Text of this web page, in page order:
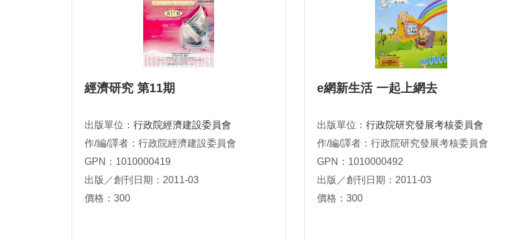
經濟研究 第11期
出版單位： 行政院經濟建設委員會
作/編/譯者：行政院經濟建設委員會
GPN：1010000419
出版／創刊日期：2011-03
價格：300
e網新生活 一起上網去
出版單位： 行政院研究發展考核委員會
作/編/譯者：行政院研究發展考核委員會
GPN：1010000492
出版／創刊日期：2011-03
價格：300